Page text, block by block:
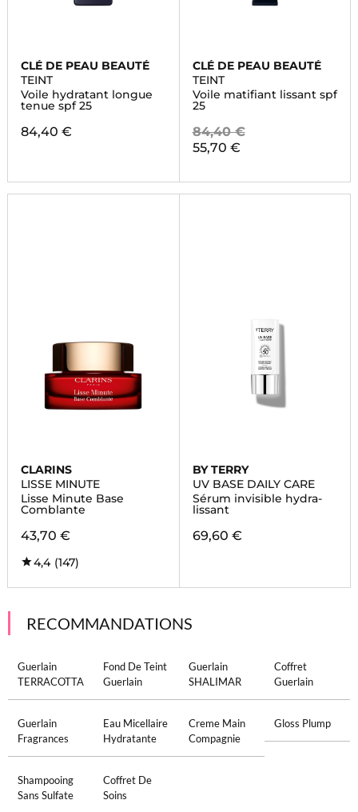
CLÉ DE PEAU BEAUTÉ
TEINT
Voile hydratant longue
tenue spf 25
84,40 €
CLÉ DE PEAU BEAUTÉ
TEINT
Voile matifiant lissant spf
25
84,40 €
55,70 €
CLARINS
LISSE MINUTE
Lisse Minute Base
Comblante
43,70 €
4,4 (147)
BY TERRY
UV BASE DAILY CARE
Sérum invisible hydra-
lissant
69,60 €
RECOMMANDATIONS
Guerlain
TERRACOTTA
Fond De Teint
Guerlain
Guerlain
SHALIMAR
Coffret
Guerlain
Guerlain
Fragrances
Eau Micellaire
Hydratante
Creme Main
Compagnie
Gloss Plump
Shampooing
Sans Sulfate
Coffret De
Soins